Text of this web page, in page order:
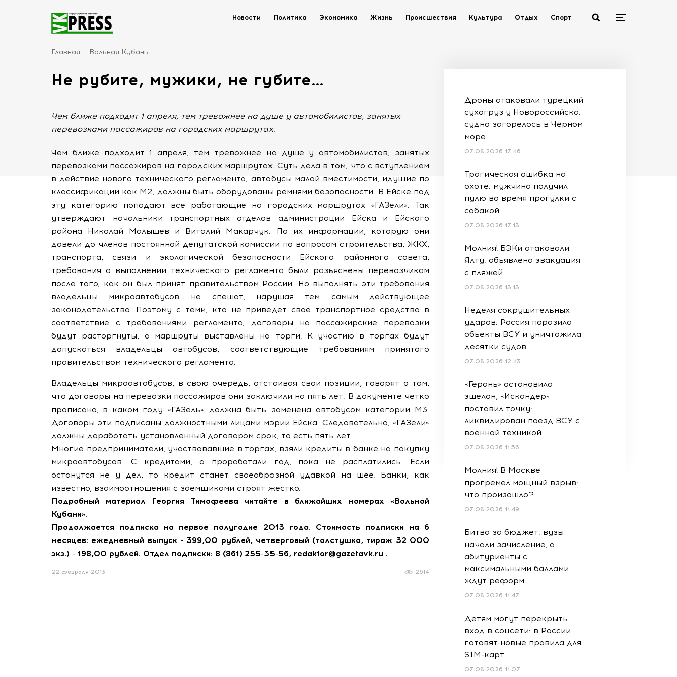
Новости Политика Экономика Жизнь Происшествия Культура Отдых Спорт
Главная Вольная Кубань
Не рубите, мужики, не губите…
Чем ближе подходит 1 апреля, тем тревожнее на душе у автомобилистов, занятых
перевозками пассажиров на городских маршрутах.
Чем ближе подходит 1 апреля, тем тревожнее на душе у автомобилистов, занятых
перевозками пассажиров на городских маршрутах. Суть дела в том, что с вступлением
в действие нового технического регламента, автобусы малой вместимости, идущие по
классификации как М2, должны быть оборудованы ремнями безопасности. В Ейске под
эту категорию попадают все работающие на городских маршрутах «ГАЗели». Так
утверждают начальники транспортных отделов администрации Ейска и Ейского
района Николай Малышев и Виталий Макарчук. По их информации, которую они
довели до членов постоянной депутатской комиссии по вопросам строительства, ЖКХ,
транспорта, связи и экологической безопасности Ейского районного совета,
требования о выполнении технического регламента были разъяснены перевозчикам
после того, как он был принят правительством России. Но выполнять эти требования
владельцы микроавтобусов не спешат, нарушая тем самым действующее
законодательство. Поэтому с теми, кто не приведет свое транспортное средство в
соответствие с требованиями регламента, договоры на пассажирские перевозки
будут расторгнуты, а маршруты выставлены на торги. К участию в торгах будут
допускаться владельцы автобусов, соответствующие требованиям принятого
правительством технического регламента.
Владельцы микроавтобусов, в свою очередь, отстаивая свои позиции, говорят о том,
что договоры на перевозки пассажиров они заключили на пять лет. В документе четко
прописано, в каком году «ГАЗель» должна быть заменена автобусом категории М3.
Договоры эти подписаны должностными лицами мэрии Ейска. Следовательно, «ГАЗели»
должны доработать установленный договором срок, то есть пять лет.
Многие предприниматели, участвовавшие в торгах, взяли кредиты в банке на покупку
микроавтобусов. С кредитами, а проработали год, пока не расплатились. Если
останутся не у дел, то кредит станет своеобразной удавкой на шее. Банки, как
известно, взаимоотношения с заемщиками строят жестко.
Подробный материал Георгия Тимофеева читайте в ближайших номерах «Вольной
Кубани».
Продолжается подписка на первое полугодие 2013 года. Стоимость подписки на 6
месяцев: ежедневный выпуск - 399,00 рублей, четверговый (толстушка, тираж 32 000
экз.) - 198,00 рублей. Отдел подписки: 8 (861) 255-35-56, redaktor@gazetavk.ru .
2614
22 февраля 2013
Дроны атаковали турецкий
сухогруз у Новороссийска:
судно загорелось в Чёрном
море
07.08.2026 17:46
Трагическая ошибка на
охоте: мужчина получил
пулю во время прогулки с
собакой
07.08.2026 17:13
Молния! БЭКи атаковали
Ялту: объявлена эвакуация
с пляжей
07.08.2026 13:13
Неделя сокрушительных
ударов: Россия поразила
объекты ВСУ и уничтожила
десятки судов
07.08.2026 12:43
«Герань» остановила
эшелон, «Искандер»
поставил точку:
ликвидирован поезд ВСУ с
военной техникой
07.08.2026 11:56
Молния! В Москве
прогремел мощный взрыв:
что произошло?
07.08.2026 11:49
Битва за бюджет: вузы
начали зачисление, а
абитуриенты с
максимальными баллами
ждут реформ
07.08.2026 11:47
Детям могут перекрыть
вход в соцсети: в России
готовят новые правила для
SIM-карт
07.08.2026 11:07